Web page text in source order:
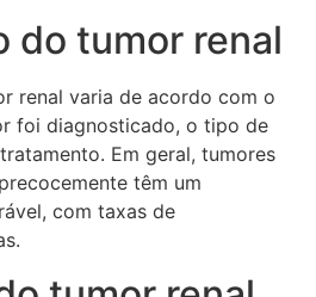
do tumor renal
renal varia de acordo com o
foi diagnosticado, o tipo de
Em geral, tumores
têm um
com taxas de